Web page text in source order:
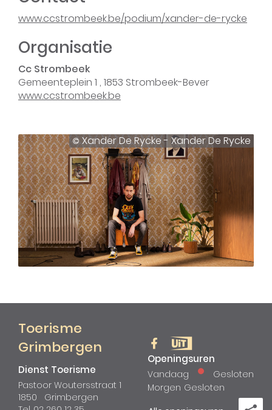
Website
www.ccstrombeek.be/podium/xander-de-rycke
Organisatie
Cc Strombeek
Gemeenteplein 1 , 1853 Strombeek-Bever
Website
www.ccstrombeek.be
Xander De Rycke - Xander De Rycke
Toerisme
Grimbergen
Dienst Toerisme
Adres
Pastoor Woutersstraat 1
1850
Grimbergen
Volg
ons
op
Facebook
Volg
ons
UiT
in
Openingsuren
Vandaag
Gesloten
Morgen Gesloten